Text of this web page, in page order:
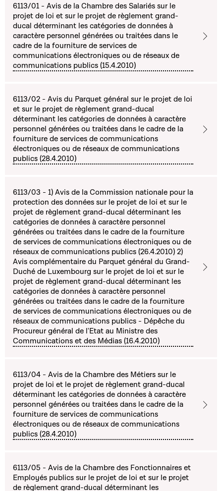
6113/01 - Avis de la Chambre des Salariés sur le
projet de loi et sur le projet de règlement grand-
ducal déterminant les catégories de données à
caractère personnel générées ou traitées dans le
cadre de la fourniture de services de
communications électroniques ou de réseaux de
communications publics (15.4.2010)
6113/02 - Avis du Parquet général sur le projet de loi
et sur le projet de règlement grand-ducal
déterminant les catégories de données à caractère
personnel générées ou traitées dans le cadre de la
fourniture de services de communications
électroniques ou de réseaux de communications
publics (28.4.2010)
6113/03 - 1) Avis de la Commission nationale pour la
protection des données sur le projet de loi et sur le
projet de règlement grand-ducal déterminant les
catégories de données à caractère personnel
générées ou traitées dans le cadre de la fourniture
de services de communications électroniques ou de
réseaux de communications publics (26.4.2010) 2)
Avis complémentaire du Parquet général du Grand-
Duché de Luxembourg sur le projet de loi et sur le
projet de règlement grand-ducal déterminant les
catégories de données à caractère personnel
générées ou traitées dans le cadre de la fourniture
de services de communications électroniques ou de
réseaux de communications publics - Dépêche du
Procureur général de l'Etat au Ministre des
Communications et des Médias (16.4.2010)
6113/04 - Avis de la Chambre des Métiers sur le
projet de loi et le projet de règlement grand-ducal
déterminant les catégories de données à caractère
personnel générées ou traitées dans le cadre de la
fourniture de services de communications
électroniques ou de réseaux de communications
publics (28.4.2010)
6113/05 - Avis de la Chambre des Fonctionnaires et
Employés publics sur le projet de loi et sur le projet
de règlement grand-ducal déterminant les